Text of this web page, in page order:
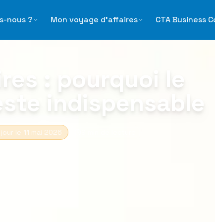
nous ? Mon voyage d'affaires CTA Business
déplacement reste indispensable
: pourquoi le
indispensable
le 11 mai 2026